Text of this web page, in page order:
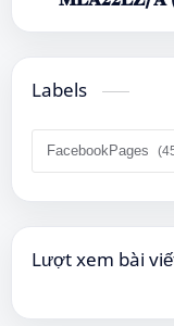
Labels
FacebookPages
Lượt xem bài